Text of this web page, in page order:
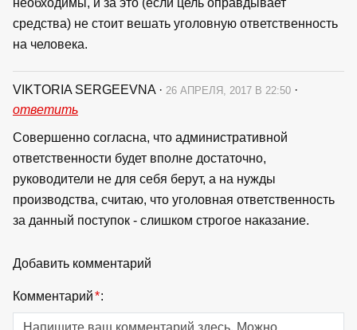
средства) не стоит вешать уголовную ответственность
на человека.
VIKTORIA SERGEEVNA · 26 АПРЕЛЯ, 2017 В 22:50 ·
ответить
Совершенно согласна, что административной
ответственности будет вполне достаточно,
руководители не для себя берут, а на нужды
производства, считаю, что уголовная ответственность
за данный поступок - слишком строгое наказание.
Добавить комментарий
Комментарий*: